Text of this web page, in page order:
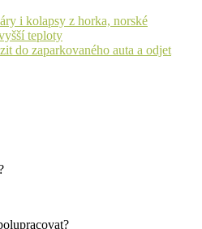
i kolapsy z horka, norské
teploty
do zaparkovaného auta a odjet